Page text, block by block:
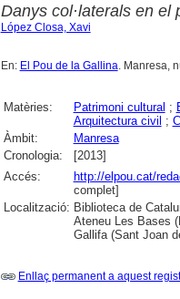
Danys col·laterals en el
López Closa, Xavi
En: El Pou de la Gallina . Manresa,
Matèries: Patrimoni cultural ;
Arquitectura civil ;
Àmbit:
Manresa
Cronologia:
[2013]
Accés:
http://elpou.cat/
complet]
Localització: Biblioteca de
Ateneu Les Bases
Gallifa (Sant Joan
Enllaç permanent a aquest